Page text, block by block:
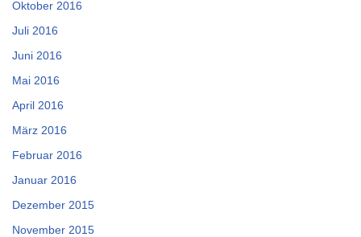
Oktober 2016
Juli 2016
Juni 2016
Mai 2016
April 2016
März 2016
Februar 2016
Januar 2016
Dezember 2015
November 2015